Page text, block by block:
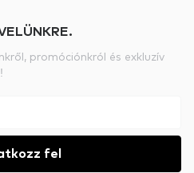
promóciónkról és exkluzív
fel